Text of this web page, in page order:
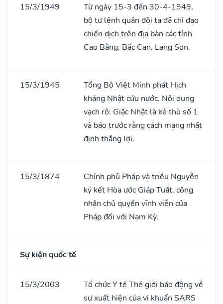
15/3/1949
Từ ngày 15-3 đến 30-4-1949,
bộ tư lệnh quân đội ta đã chỉ đạo
chiến dịch trên địa bàn các tỉnh
Cao Bằng, Bắc Cạn, Lạng Sơn.
15/3/1945
Tổng Bộ Việt Minh phát Hịch
kháng Nhật cứu nước. Nội dung
vạch rõ: Giặc Nhật là kẻ thù số 1
và báo trước rằng cách mạng nhất
định thắng lợi.
15/3/1874
Chính phủ Pháp và triều Nguyễn
ký kết Hòa ước Giáp Tuất, công
nhận chủ quyền vĩnh viễn của
Pháp đối với Nam Kỳ.
Sự kiện quốc tế
15/3/2003
Tổ chức Y tế Thế giới báo động về
sự xuất hiện của vi khuẩn SARS